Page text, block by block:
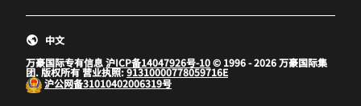
万豪国际专有信息沪ICP备14047926号-10© 1996 - 2026 万豪国际集
团. 版权所有 营业执照:91310000778059716E
沪公网备31010402006319号
中文